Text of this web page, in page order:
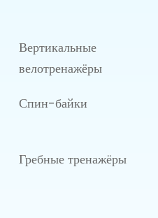
Вертикальные
велотренажёры
Спин-байки
Гребные тренажёры